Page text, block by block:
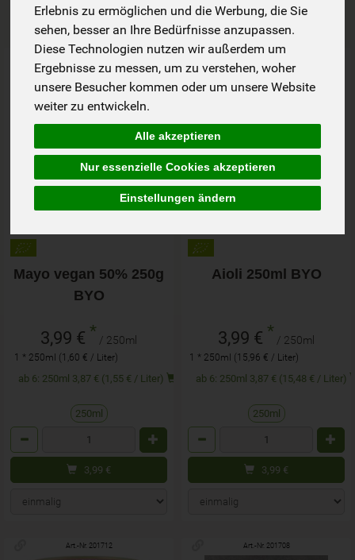
Erlebnis zu ermöglichen und die Werbung, die Sie
sehen, besser an Ihre Bedürfnisse anzupassen.
Diese Technologien nutzen wir außerdem um
Ergebnisse zu messen, um zu verstehen, woher
unsere Besucher kommen oder um unsere Website
weiter zu entwickeln.
Alle akzeptieren
Nur essenzielle Cookies akzeptieren
Einstellungen ändern
Art.-Nr. 36198
Mayo vegan 50% 250g
BYO
3,99 € * / 250ml
1 * 250ml (1,60 € / Liter)
ab 6: 250ml 3,87 € (1,55 € / Liter)
250ml
3,99 €
Art.-Nr. 200309
Aioli 250ml BYO
3,99 € * / 250ml
1 * 250ml (15,96 € / Liter)
ab 6: 250ml 3,87 € (15,48 € / Liter)
250ml
3,99 €
Art.-Nr. 201712 Art.-Nr. 201708